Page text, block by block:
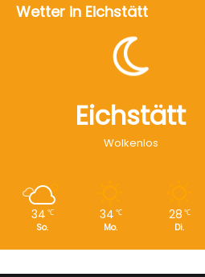
Wetter in Eichstätt
Eichstätt
Wolkenlos
34 ℃
So.
34 ℃
Mo.
28 ℃
Di.